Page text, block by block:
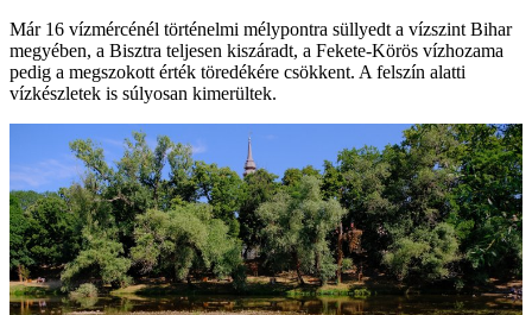
Már 16 vízmércénél történelmi mélypontra süllyedt a vízszint Bihar
megyében, a Bisztra teljesen kiszáradt, a Fekete-Körös vízhozama
pedig a megszokott érték töredékére csökkent. A felszín alatti
vízkészletek is súlyosan kimerültek.